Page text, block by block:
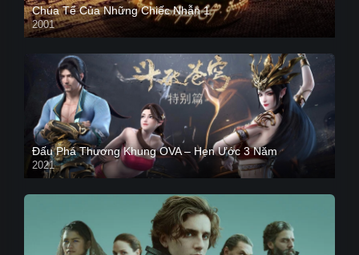
Chúa Tể Của Những Chiếc Nhẫn 1
2001
Đấu Phá Thương Khung OVA – Hẹn Ước 3 Năm
2021